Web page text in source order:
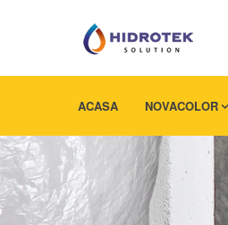
ACASA NOVACOLOR